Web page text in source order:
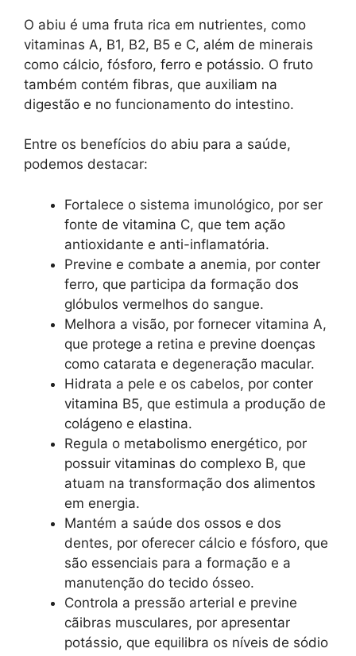
O abiu é uma fruta rica em nutrientes, como
vitaminas A, B1, B2, B5 e C, além de minerais
como cálcio, fósforo, ferro e potássio. O fruto
também contém fibras, que auxiliam na
digestão e no funcionamento do intestino.
Entre os benefícios do abiu para a saúde,
podemos destacar:
Fortalece o sistema imunológico, por ser
fonte de vitamina C, que tem ação
antioxidante e anti-inflamatória.
Previne e combate a anemia, por conter
ferro, que participa da formação dos
glóbulos vermelhos do sangue.
Melhora a visão, por fornecer vitamina A,
que protege a retina e previne doenças
como catarata e degeneração macular.
Hidrata a pele e os cabelos, por conter
vitamina B5, que estimula a produção de
colágeno e elastina.
Regula o metabolismo energético, por
possuir vitaminas do complexo B, que
atuam na transformação dos alimentos
em energia.
Mantém a saúde dos ossos e dos
dentes, por oferecer cálcio e fósforo, que
são essenciais para a formação e a
manutenção do tecido ósseo.
Controla a pressão arterial e previne
cãibras musculares, por apresentar
potássio, que equilibra os níveis de sódio